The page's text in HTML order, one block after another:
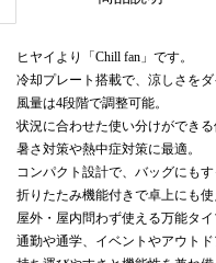
ヒヤイより「Chill fan」です。
冷却プレート搭載で、涼しさを
風量は4段階で調整可能。
状況に合わせた使い分けができる
暑さ対策や熱中症対策に最適。
コンパクト設計で、バッグにもす
折りたたみ機能付きで卓上にも使
屋外・屋内問わず使える万能タイ
通勤や通学、イベントやアウトド